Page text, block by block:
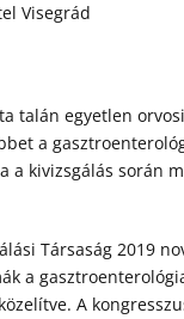
Visegrád
talán egyetlen
a
a kivizsgálás során
Társaság 2019
a
A